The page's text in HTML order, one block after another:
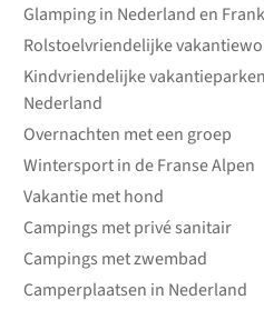
Glamping in Nederland en
Rolstoelvriendelijke
Kindvriendelijke vakantieparken
Nederland
Overnachten met een groep
Wintersport in de Franse Alpen
Vakantie met hond
Campings met privé sanitair
Campings met zwembad
Camperplaatsen in Nederland